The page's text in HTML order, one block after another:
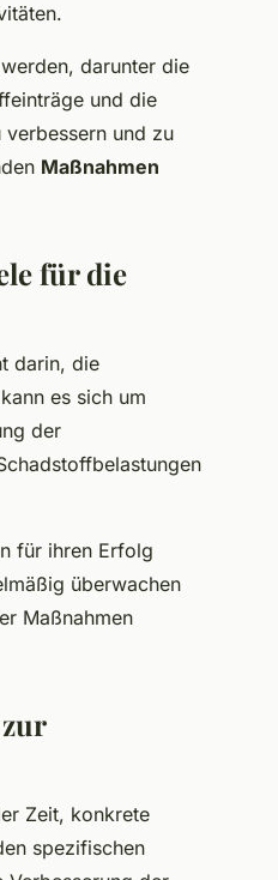
darunter die
und die
und zu
Maßnahmen
für die
darin, die
es sich um
der
für ihren Erfolg
überwachen
Maßnahmen
Zeit, konkrete
spezifischen